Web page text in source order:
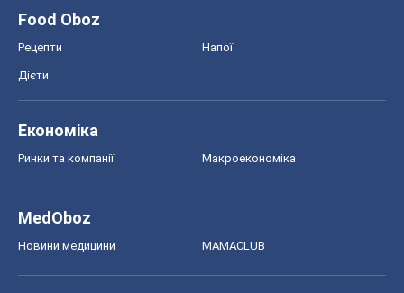
Food Oboz
Рецепти Напої
Дієти
Економіка
Ринки та компанії Макроекономіка
MedOboz
Новини медицини MAMACLUB